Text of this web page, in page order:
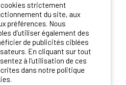
strictement
du site, aux
préférences. Nous
d’utiliser également des
de publicités ciblées
En cliquant sur tout
à l'utilisation de ces
dans notre politique